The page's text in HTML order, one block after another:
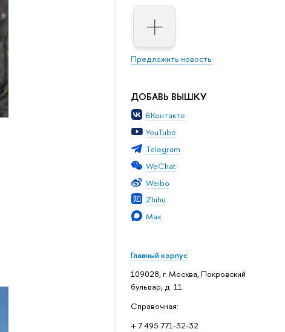
Предложить новость
ДОБАВЬ ВЫШКУ
ВКонтакте
YouTube
Telegram
WeChat
Weibo
Zhihu
Max
Главный корпус
109028, г. Москва, Покровский
бульвар, д. 11
Справочная:
+ 7 495 771-32-32